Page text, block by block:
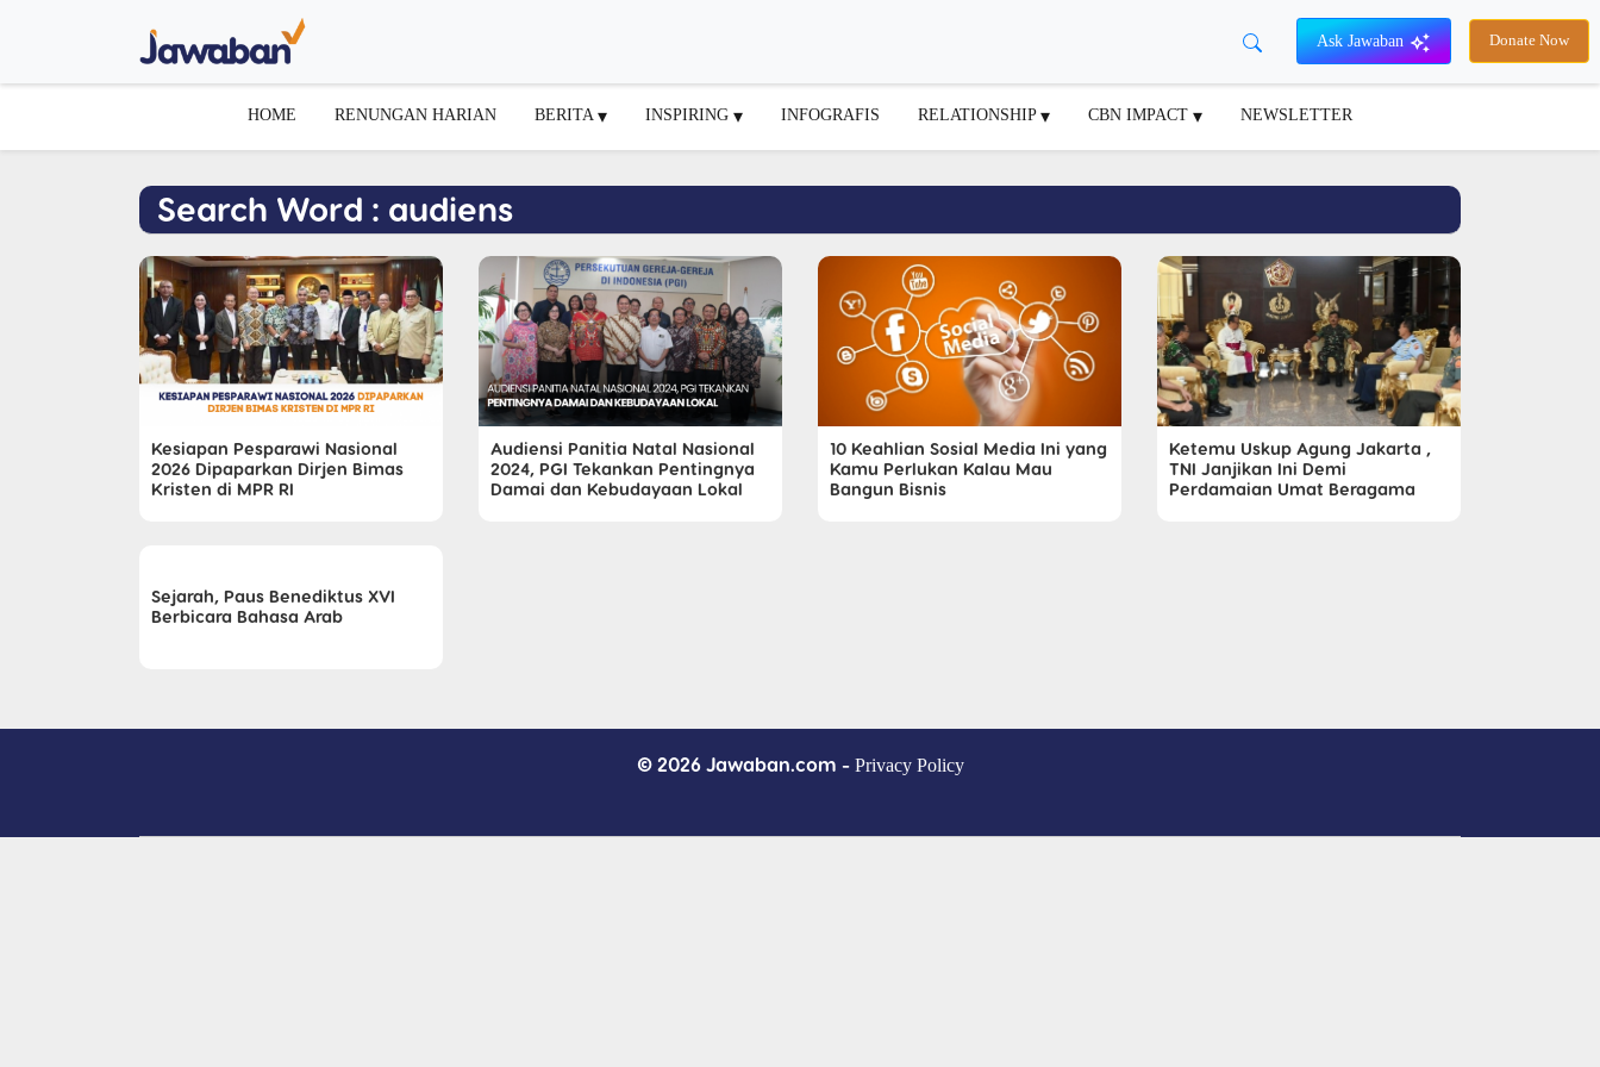
Ask Jawaban Donate Now
HOME RENUNGAN HARIAN BERITA INSPIRING INFOGRAFIS RELATIONSHIP CBN IMPACT NEWSLETTER
Search Word : audiens
Kesiapan Pesparawi Nasional
2026 Dipaparkan Dirjen Bimas
Kristen di MPR RI
Audiensi Panitia Natal Nasional
2024, PGI Tekankan Pentingnya
Damai dan Kebudayaan Lokal
10 Keahlian Sosial Media Ini yang
Kamu Perlukan Kalau Mau
Bangun Bisnis
Ketemu Uskup Agung Jakarta ,
TNI Janjikan Ini Demi
Perdamaian Umat Beragama
Sejarah, Paus Benediktus XVI
Berbicara Bahasa Arab
© 2026 Jawaban.com - Privacy Policy